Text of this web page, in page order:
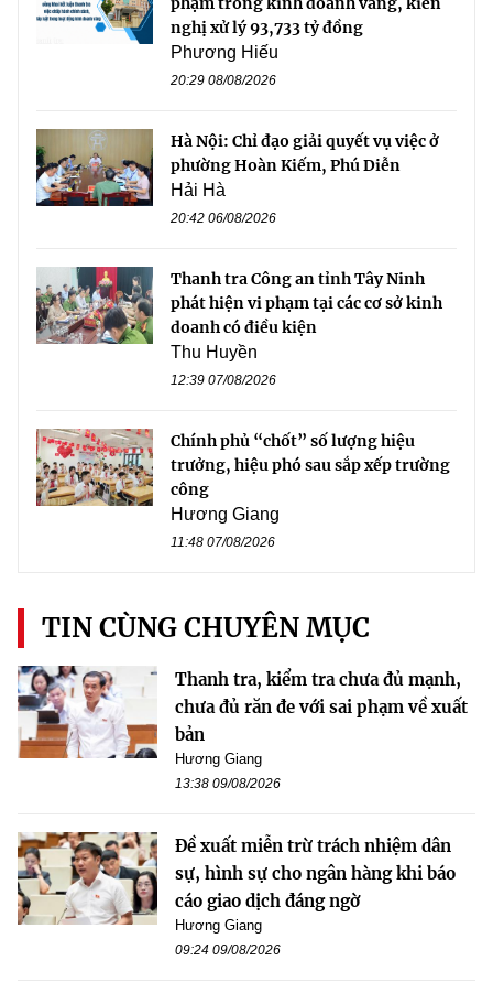
nghị xử lý 93,733 tỷ đồng
Phương Hiếu
20:29 08/08/2026
Hà Nội: Chỉ đạo giải quyết vụ việc ở
phường Hoàn Kiếm, Phú Diễn
Hải Hà
20:42 06/08/2026
Thanh tra Công an tỉnh Tây Ninh
phát hiện vi phạm tại các cơ sở kinh
doanh có điều kiện
Thu Huyền
12:39 07/08/2026
Chính phủ “chốt” số lượng hiệu
trưởng, hiệu phó sau sắp xếp trường
công
Hương Giang
11:48 07/08/2026
TIN CÙNG CHUYÊN MỤC
Thanh tra, kiểm tra chưa đủ mạnh,
chưa đủ răn đe với sai phạm về xuất
bản
Hương Giang
13:38 09/08/2026
Đề xuất miễn trừ trách nhiệm dân
sự, hình sự cho ngân hàng khi báo
cáo giao dịch đáng ngờ
Hương Giang
09:24 09/08/2026